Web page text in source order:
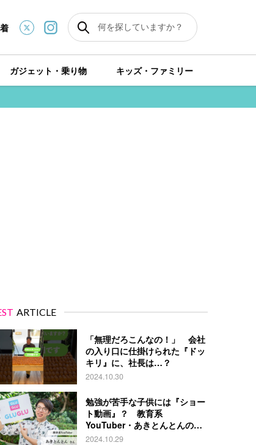
ガジェット・乗り物 キッズ・ファミリー
ARTICLE
「無理だろこんなの！」 会社
の入り口に仕掛けられた『ドッ
キリ』に、社長は…？
2024.10.30
勉強が苦手な子供には『ショー
ト動画』？ 教育系
YouTuber・あきとんとんの戦
略とは
2024.10.29